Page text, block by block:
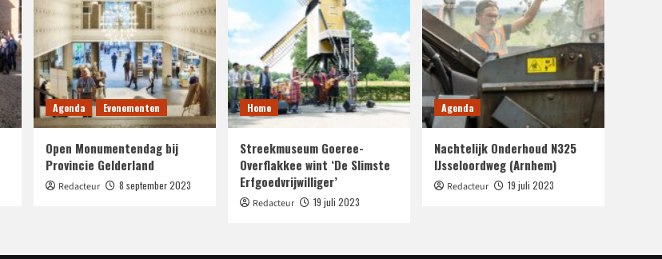
Agenda Evenementen
Open Monumentendag bij
Provincie Gelderland
Redacteur 8 september 2023
Home
Streekmuseum Goeree-
Overflakkee wint ‘De Slimste
Erfgoedvrijwilliger’
Redacteur 19 juli 2023
Agenda
Nachtelijk Onderhoud N325
IJsseloordweg (Arnhem)
Redacteur 19 juli 2023